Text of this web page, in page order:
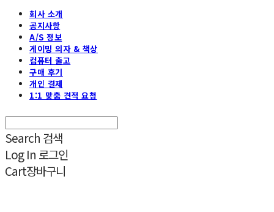
회사 소개
공지사항
A/S 정보
게이밍 의자 & 책상
컴퓨터 출고
구매 후기
개인 결제
1:1 맞춤 견적 요청
Search 검색
Log In 로그인
Cart장바구니